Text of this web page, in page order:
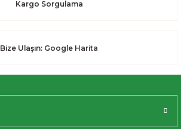
Kargo Sorgulama
Bize Ulaşın: Google Harita